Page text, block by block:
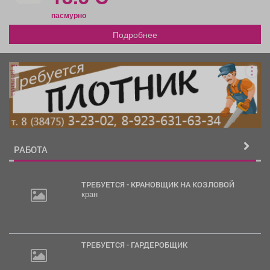
пасмурно
Подробнее
реклама
РАБОТА
ТРЕБУЕТСЯ - КРАНОВЩИК НА КОЗЛОВОЙ
кран
ТРЕБУЕТСЯ - ГАРДЕРОБЩИК